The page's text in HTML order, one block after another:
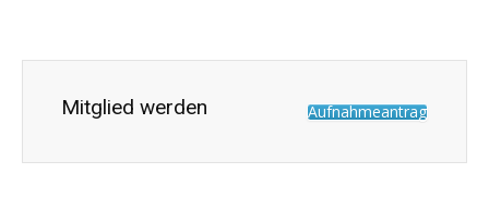
Mitglied werden Aufnahmeantrag